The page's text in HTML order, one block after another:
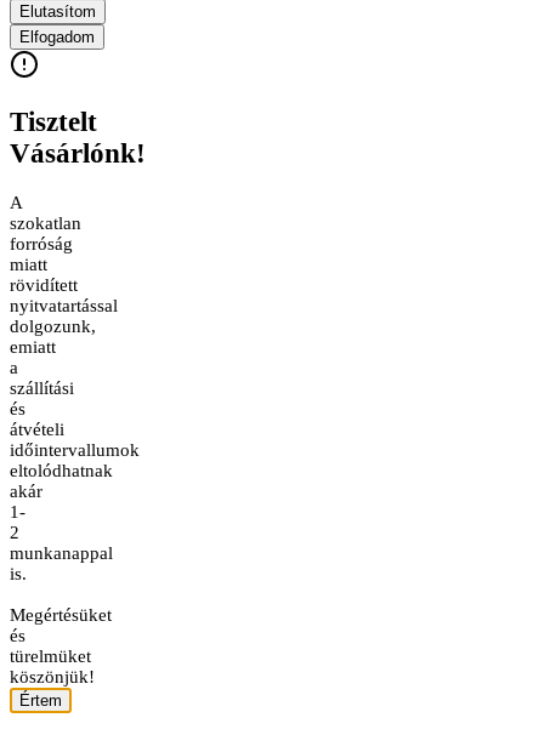
Elutasítom
Elfogadom
Tisztelt
Vásárlónk!
A
szokatlan
forróság
miatt
rövidített
nyitvatartással
dolgozunk,
emiatt
a
szállítási
és
átvételi
időintervallumok
eltolódhatnak
akár
1-
2
munkanappal
is.
Megértésüket
és
türelmüket
köszönjük!
Értem